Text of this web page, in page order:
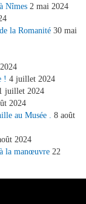
Nîmes 2 mai 2024
la Romanité 30 mai
! 4 juillet 2024
juillet 2024
2024
au Musée . 8 août
2024
la manœuvre 22